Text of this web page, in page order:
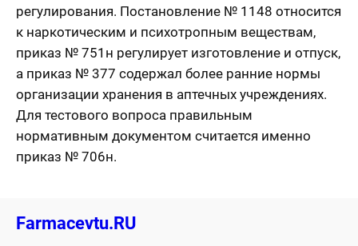
регулирования. Постановление № 1148 относится
к наркотическим и психотропным веществам,
приказ № 751н регулирует изготовление и отпуск,
а приказ № 377 содержал более ранние нормы
организации хранения в аптечных учреждениях.
Для тестового вопроса правильным
нормативным документом считается именно
приказ № 706н.
Farmacevtu.RU